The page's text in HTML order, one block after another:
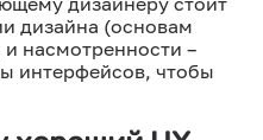
дизайна (основам
насмотренности –
интерфейсов, чтобы